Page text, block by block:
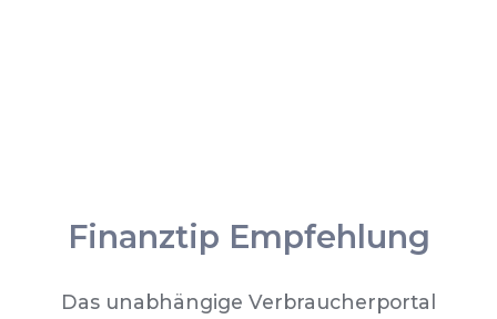
Finanztip Empfehlung
Das unabhängige Verbraucherportal